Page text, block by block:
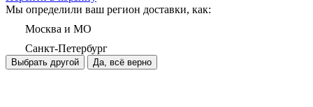
Мы определили ваш регион доставки, как:
Москва и МО
Санкт-Петербург
Выбрать другой Да, всё верно